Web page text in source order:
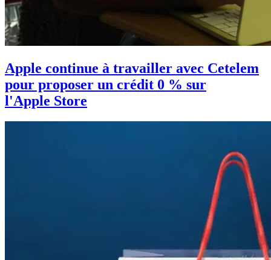
Apple continue à travailler avec Cetelem
pour proposer un crédit 0 % sur
l'Apple Store